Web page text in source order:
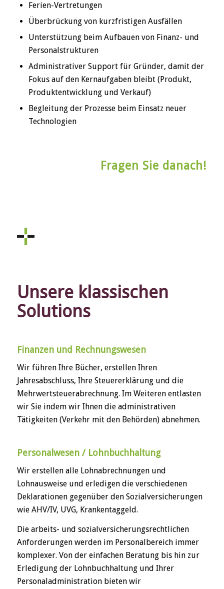
Ferien-Vertretungen
Überbrückung von kurzfristigen Ausfällen
Unterstützung beim Aufbauen von Finanz- und
Personalstrukturen
Administrativer Support für Gründer, damit der
Fokus auf den Kernaufgaben bleibt (Produkt,
Produktentwicklung und Verkauf)
Begleitung der Prozesse beim Einsatz neuer
Technologien
Fragen Sie danach!
Unsere klassischen
Solutions
Finanzen und Rechnungswesen
Wir führen Ihre Bücher, erstellen Ihren
Jahresabschluss, Ihre Steuererklärung und die
Mehrwertsteuerabrechnung. Im Weiteren entlasten
wir Sie indem wir Ihnen die administrativen
Tätigkeiten (Verkehr mit den Behörden) abnehmen.
Personalwesen / Lohnbuchhaltung
Wir erstellen alle Lohnabrechnungen und
Lohnausweise und erledigen die verschiedenen
Deklarationen gegenüber den Sozialversicherungen
wie AHV/IV, UVG, Krankentaggeld.
Die arbeits- und sozialversicherungsrechtlichen
Anforderungen werden im Personalbereich immer
komplexer. Von der einfachen Beratung bis hin zur
Erledigung der Lohnbuchhaltung und Ihrer
Personaladministration bieten wir